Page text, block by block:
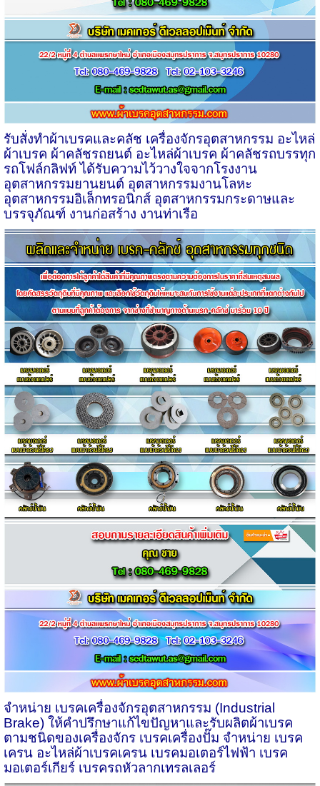
รับสั่งทำผ้าเบรคและคลัช เครื่องจักรอุตสาหกรรม อะไหล่
ผ้าเบรค ผ้าคลัชรถยนต์ อะไหล่ผ้าเบรค ผ้าคลัชรถบรรทุก
รถโฟล์กลิฟท์ ได้รับความไว้วางใจจากโรงงาน
อุตสาหกรรมยานยนต์ อุตสาหกรรมงานโลหะ
อุตสาหกรรมอิเล็กทรอนิกส์ อุตสาหกรรมกระดาษและ
บรรจุภัณฑ์ งานก่อสร้าง งานท่าเรือ
จำหน่าย เบรคเครื่องจักรอุตสาหกรรม (Industrial
Brake) ให้คำปรึกษาแก้ไขปัญหาและรับผลิตผ้าเบรค
ตามชนิดของเครื่องจักร เบรคเครื่องปั๊ม จำหน่าย เบรค
เครน อะไหล่ผ้าเบรคเครน เบรคมอเตอร์ไฟฟ้า เบรค
มอเตอร์เกียร์ เบรครถหัวลากเทรลเลอร์